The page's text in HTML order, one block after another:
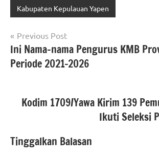
Kabupaten Kepulauan Yapen
Navigasi
pos
Previous Post
Ini Nama-nama Pengurus KMB
Periode 2021-2026
Kodim 1709/Yawa Kirim 139
Ikuti Seleksi
Tinggalkan Balasan